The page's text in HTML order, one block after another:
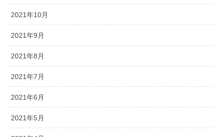
2021年10月
2021年9月
2021年8月
2021年7月
2021年6月
2021年5月